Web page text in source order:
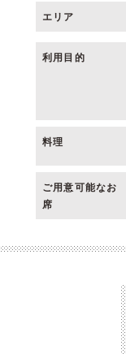
エリア
利用目的
料理
ご用意可能なお
席